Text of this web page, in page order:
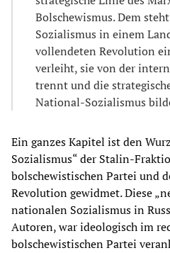
Bolschewismus. Dem
Sozialismus in einem
vollendeten Revolution
verleiht, sie von der
trennt und die
National-Sozialismus
Ein ganzes Kapitel ist den
Sozialismus“ der Stalin-
bolschewistischen Partei und
Revolution gewidmet. Diese
nationalen Sozialismus in
Autoren, war ideologisch im
bolschewistischen Partei